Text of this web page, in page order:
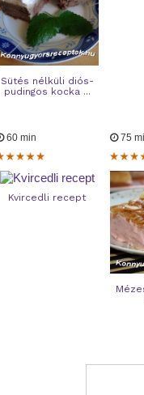
Sütés nélküli diós-
pudingos kocka ...
60 min
Kvircedli recept
75